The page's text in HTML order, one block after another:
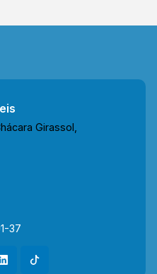
e Av. Castelhanos. A
academias,
a Faculdade
essenciais,
mobilidade e
e Telefone: (19)
Girassol,
37